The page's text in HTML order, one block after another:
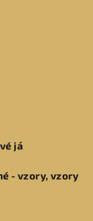
já
- vzory, vzory